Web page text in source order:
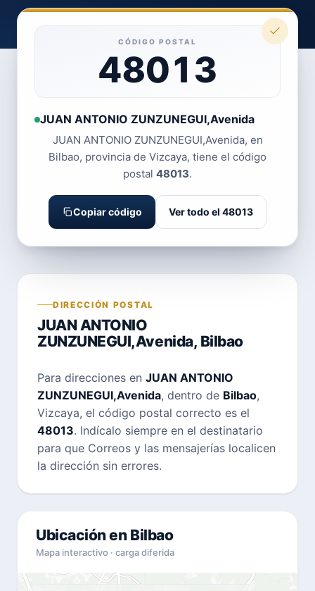
CÓDIGO POSTAL
48013
JUAN ANTONIO ZUNZUNEGUI,Avenida
JUAN ANTONIO ZUNZUNEGUI,Avenida, en
Bilbao, provincia de Vizcaya, tiene el código
postal 48013.
Copiar código Ver todo el 48013
DIRECCIÓN POSTAL
JUAN ANTONIO
ZUNZUNEGUI,Avenida, Bilbao
Para direcciones en JUAN ANTONIO
ZUNZUNEGUI,Avenida, dentro de Bilbao,
Vizcaya, el código postal correcto es el
48013. Indícalo siempre en el destinatario
para que Correos y las mensajerías localicen
la dirección sin errores.
Ubicación en Bilbao
Mapa interactivo · carga diferida